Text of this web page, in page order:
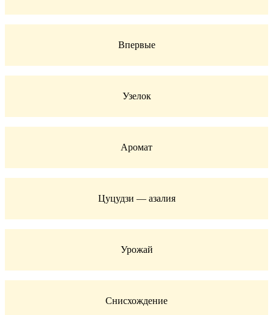
Впервые
Узелок
Аромат
Цуцудзи — азалия
Урожай
Снисхождение